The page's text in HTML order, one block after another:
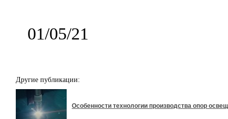
01/05/21
Другие публикации:
Особенности технологии производства опор